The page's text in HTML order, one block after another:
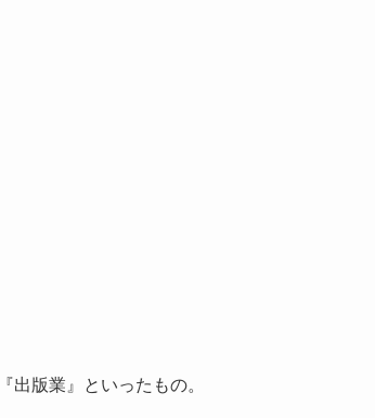
版業』といったもの。